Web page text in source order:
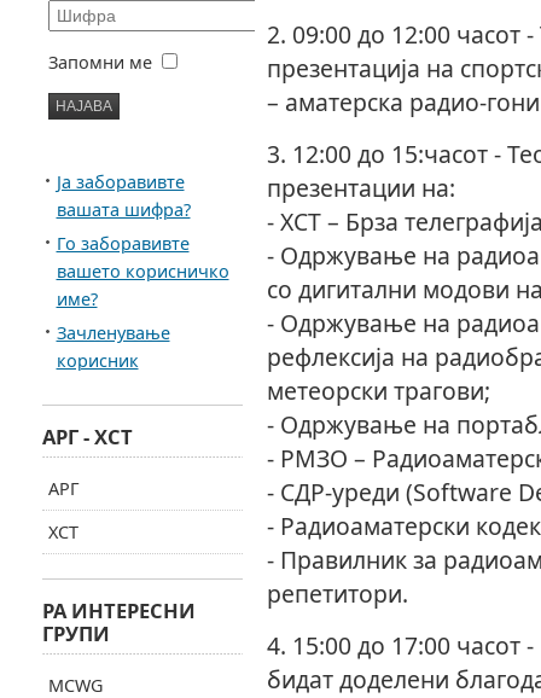
2. 09:00 до 12:00 часот
презентација на
– аматерска радио-
3. 12:00 до 15:часот -
презентации на:
- ХСТ – Брза
- Одржување на
со дигитални модови
- Одржување на
рефлексија на
метеорски трагови;
- Одржување на
- РМЗО –
- СДР-уреди (Software
- Радиоаматерски
- Правилник за
репетитори.
4. 15:00 до 17:00 часот
бидат доделени
Запомни ме
Ја заборавивте
вашата шифра?
Го заборавивте
вашето корисничко
име?
Зачленување
корисник
АРГ - ХСТ
АРГ
ХСТ
РА ИНТЕРЕСНИ
ГРУПИ
MCWG